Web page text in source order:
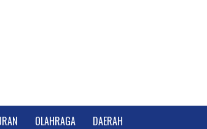
OLAHRAGA DAERAH